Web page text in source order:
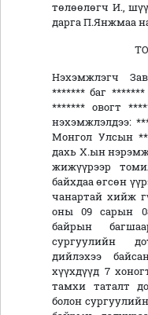
төлөөлөгч И.,
дарга П.Янжмаа
Нэхэмжлэгч
******* баг
******* овогт
нэхэмжлэлдээ:
Монгол Улсын
дахь Х.ын
жижүүрээр
байхдаа өгсөн
чанартай хийж
оны 09 сарын
байрын
сургуулийн
дийлэхээ
хүүхдүүд 7
тамхи таталт
болон